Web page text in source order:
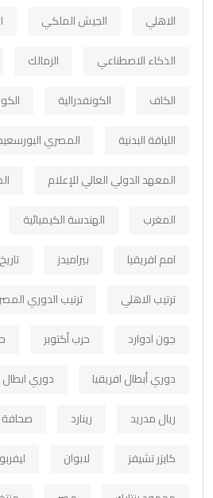
الاهلي
الجيش الملكي
الذكاء الاصطناعي
الزمالك
الكاف
الكونفدرالية
اللياقة البدنية
المصري
المعهد الدولي العالي للإعلام
المغرب
الهندسة الكيميائية
امم افريقيا
بيراميدز
ترتيب الاهلي
ترتيب الدوري
جون ادوارد
حرب أكتوبر
دوري أبطال افريقيا
دوري ابطال
ريال مدريد
رينارد صحافة
كايزر تشيفز
لابوان